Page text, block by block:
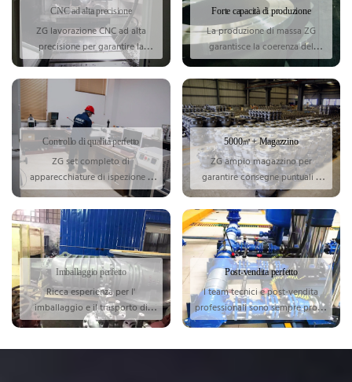
CNC ad alta precisione
ZG lavorazione CNC ad alta
precisione per garantire la
precisione del prodotto.
Forte capacità di produzione
La produzione di massa ZG
garantisce la coerenza del
prodotto e la consegna rapida.
Controllo di qualità perfetto
ZG set completo di
apparecchiature di ispezione e
ispezione di qualità per ogni
valvola.
5000㎡+ Magazzino
ZG ampio magazzino per
garantire consegne puntuali e
prezzi stabili.
Imballaggio perfetto
Riccaesperienza per l'
imballaggio e il trasporto di
valvole di varie dimensioni.
Post-vendita perfetto
I team tecnici e post-vendita
professionali sono sempre pronti
per te.